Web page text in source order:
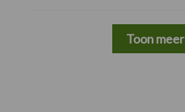
Toon meer